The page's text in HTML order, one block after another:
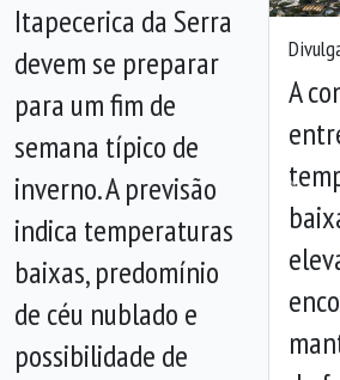
A
Itapecerica da Serra
devem se preparar
para um fim de
semana típico de
inverno. A previsão
indica temperaturas
baixas, predomínio
de céu nublado e
possibilidade de